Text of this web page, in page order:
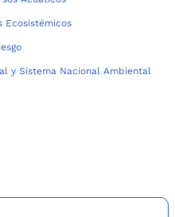
Ecosistémicos
y Sistema Nacional Ambiental